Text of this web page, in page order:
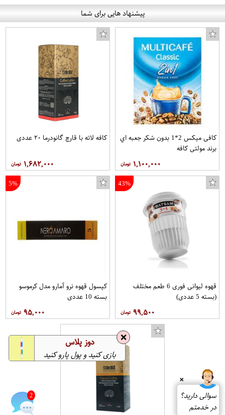
پیشنهاد هایی برای شما
کافی میکس 2*1 بدون شکر جعبه اي
برند مولتی کافه
۱,۱۰۰,۰۰۰
کافه لاته با قارچ گانودرما ۲۰ عددی
۱,۶۸۲,۰۰۰
43%
قهوه لیوانی فوری 6 طعم مختلف
(بسته 5 عددی)
۹۹,۵۰۰
5%
کپسول قهوه نرو آمارو مدل کرموسو
بسته 10 عددی
۹۵,۰۰۰
❌
سوالی دارید؟
در خدمتم
2
❌ دوز پلاس
بازی کنید و پول پارو کنید